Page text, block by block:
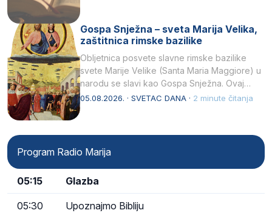
Gospa Snježna – sveta Marija Velika,
zaštitnica rimske bazilike
Obljetnica posvete slavne rimske bazilike
svete Marije Velike (Santa Maria Maggiore) u
narodu se slavi kao Gospa Snježna. Ovaj
naziv, Sancta Maria…
05.08.2026. · SVETAC DANA · 2 minute čitanja
Program Radio Marija
05:15 Glazba
05:30 Upoznajmo Bibliju